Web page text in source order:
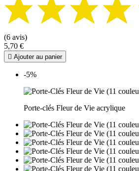
(6 avis)
5,70 €
 Ajouter au panier
-5%
Porte-clés Fleur de Vie acrylique